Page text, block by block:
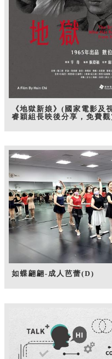
《地獄新娘》(國家電影及
睿穎組長映後分享，免費
如蝶翩翩-成人芭蕾(D)